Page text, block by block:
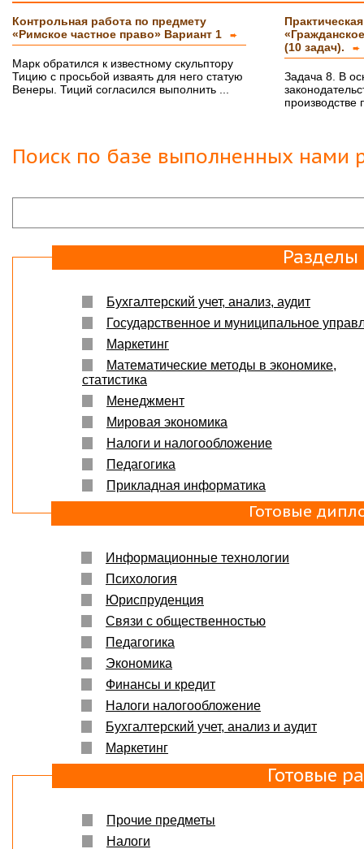
Контрольная работа по предмету
«Римское частное право» Вариант 1
➨
Марк обратился к известному скульптору
Тицию с просьбой изваять для него статую
Венеры. Тиций согласился выполнить ...
(10 задач).
➨
Задача 8. В
Поиск по базе выполненных нами
Бухгалтерский учет, анализ, аудит
Государственное и муниципальное
Маркетинг
Математические методы в экономике,
статистика
Менеджмент
Мировая экономика
Налоги и налогообложение
Педагогика
Прикладная информатика
Готовые
Информационные технологии
Психология
Юриспруденция
Связи с общественностью
Педагогика
Экономика
Финансы и кредит
Налоги налогообложение
Бухгалтерский учет, анализ и аудит
Маркетинг
Готовые
Прочие предметы
Налоги